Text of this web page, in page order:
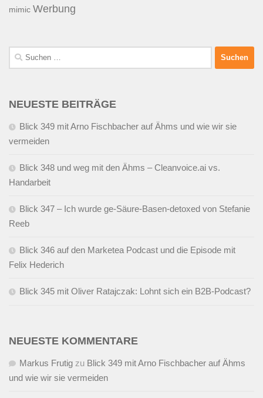
mimic Werbung
Suchen
nach:
NEUESTE BEITRÄGE
Blick 349 mit Arno Fischbacher auf Ähms und wie wir sie
vermeiden
Blick 348 und weg mit den Ähms – Cleanvoice.ai vs.
Handarbeit
Blick 347 – Ich wurde ge-Säure-Basen-detoxed von Stefanie
Reeb
Blick 346 auf den Marketea Podcast und die Episode mit
Felix Hederich
Blick 345 mit Oliver Ratajczak: Lohnt sich ein B2B-Podcast?
NEUESTE KOMMENTARE
Markus Frutig zu Blick 349 mit Arno Fischbacher auf Ähms
und wie wir sie vermeiden